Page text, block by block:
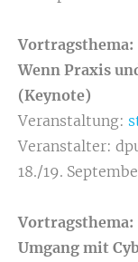
Vortragsthema:
Wenn Praxis
(Keynote)
Veranstaltung:
Veranstalter:
18./19.
Vortragsthema:
Umgang mit